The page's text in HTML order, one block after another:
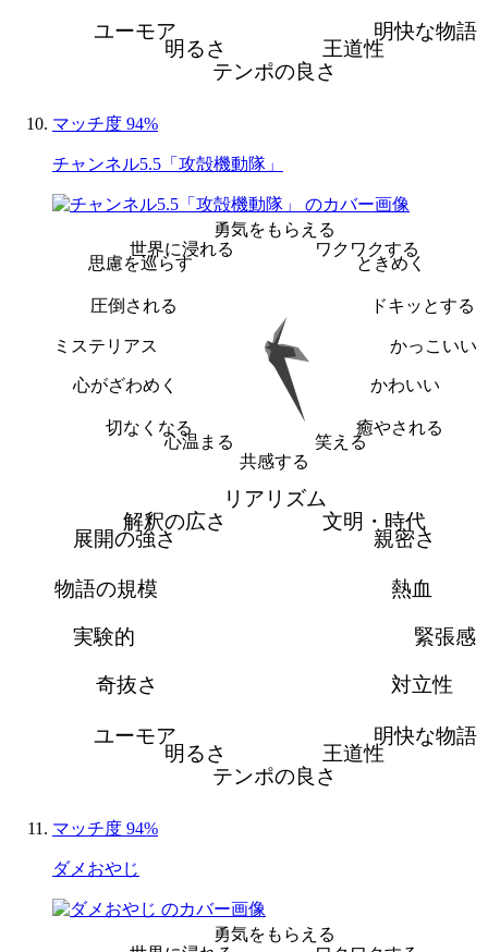
明快な物語
王道性
テンポの良さ
明るさ
ユーモア
マッチ度 94%
チャンネル5.5「攻殻機動隊」
勇気をもらえる
ワクワクする
ときめく
ドキッとする
かっこいい
かわいい
癒やされる
笑える
共感する
心温まる
切なくなる
心がざわめく
ミステリアス
圧倒される
思慮を巡らす
世界に浸れる
リアリズム
文明・時代
親密さ
熱血
緊張感
対立性
明快な物語
王道性
テンポの良さ
明るさ
ユーモア
奇抜さ
実験的
物語の規模
展開の強さ
解釈の広さ
マッチ度 94%
ダメおやじ
勇気をもらえる